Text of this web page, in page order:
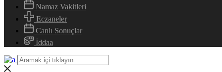
Namaz Vakitleri
Eczaneler
Canlı Sonuçlar
İddaa